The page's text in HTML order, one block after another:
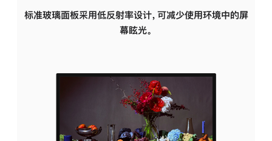
标准玻璃面板采用低反射率设计，可减少使用环境中的屏
幕眩光。